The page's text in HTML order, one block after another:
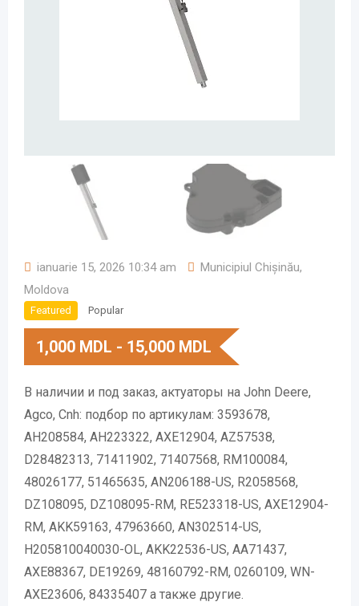
ianuarie 15, 2026 10:34 am Municipiul Chișinău,
Moldova
Featured Popular
1,000 MDL - 15,000 MDL
В наличии и под заказ, актуаторы на John Deere,
Agco, Cnh: подбор по артикулам: 3593678,
AH208584, AH223322, AXE12904, AZ57538,
D28482313, 71411902, 71407568, RM100084,
48026177, 51465635, AN206188-US, R2058568,
DZ108095, DZ108095-RM, RE523318-US, AXE12904-
RM, AKK59163, 47963660, AN302514-US,
H205810040030-OL, AKK22536-US, AA71437,
AXE88367, DE19269, 48160792-RM, 0260109, WN-
AXE23606, 84335407 а также другие.